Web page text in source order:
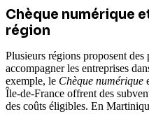
Chèque numérique
région
Plusieurs régions proposent
accompagner les entreprises
exemple, le Chèque numérique
Île-de-France offrent des
des coûts éligibles. En